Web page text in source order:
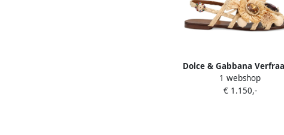
Dolce & Gabbana
raffia sandalen Beige
1 webshop
€ 1.150,-